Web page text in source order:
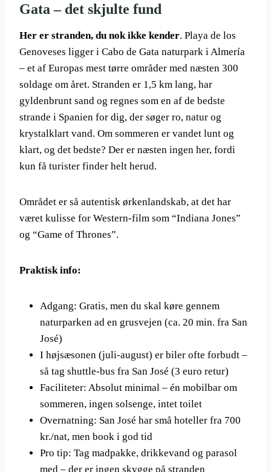
Gata – det skjulte fund
Her er stranden, du nok ikke kender. Playa de los
Genoveses ligger i Cabo de Gata naturpark i Almería
– et af Europas mest tørre områder med næsten 300
soldage om året. Stranden er 1,5 km lang, har
gyldenbrunt sand og regnes som en af de bedste
strande i Spanien for dig, der søger ro, natur og
krystalklart vand. Om sommeren er vandet lunt og
klart, og det bedste? Der er næsten ingen her, fordi
kun få turister finder helt herud.
Området er så autentisk ørkenlandskab, at det har
været kulisse for Western-film som “Indiana Jones”
og “Game of Thrones”.
Praktisk info:
Adgang: Gratis, men du skal køre gennem
naturparken ad en grusvejen (ca. 20 min. fra San
José)
I højsæsonen (juli-august) er biler ofte forbudt –
så tag shuttle-bus fra San José (3 euro retur)
Faciliteter: Absolut minimal – én mobilbar om
sommeren, ingen solsenge, intet toilet
Overnatning: San José har små hoteller fra 700
kr./nat, men book i god tid
Pro tip: Tag madpakke, drikkevand og parasol
med – der er ingen skygge på stranden